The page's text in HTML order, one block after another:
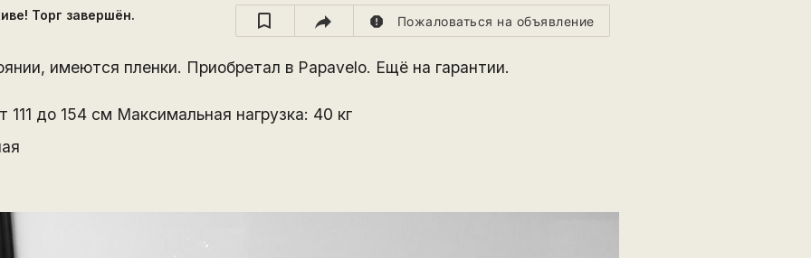
Торг завершён. report Пожаловаться на объявление
имеются пленки. Приобретал в Papavelo. Ещё на гарантии.
111 до 154 см Максимальная нагрузка: 40 кг